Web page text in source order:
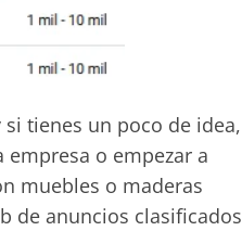
tienes un poco de idea,
o empezar a
muebles o maderas
de anuncios clasificados